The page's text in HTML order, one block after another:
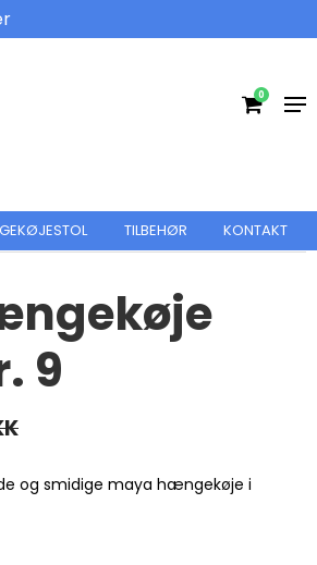
0
TILBEHØR KONTAKT
9
og smidige maya hængekøje i